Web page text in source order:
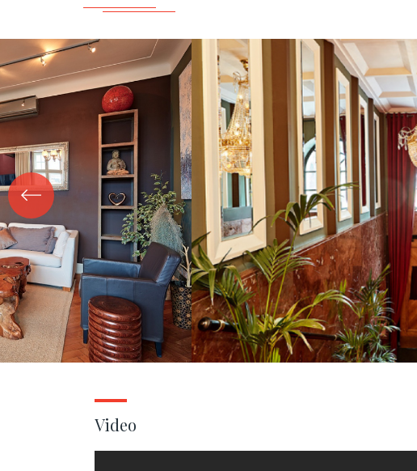
Video